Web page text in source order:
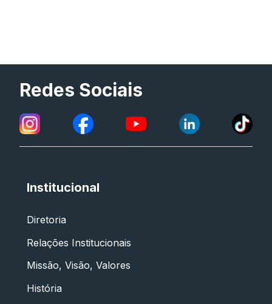
Redes Sociais
Institucional
Diretoria
Relações Institucionais
Missão, Visão, Valores
História